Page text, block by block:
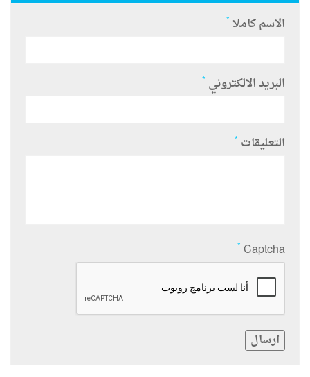
الاسم كاملا *
البريد الالكتروني *
التعليقات *
Captcha
*
ارسال